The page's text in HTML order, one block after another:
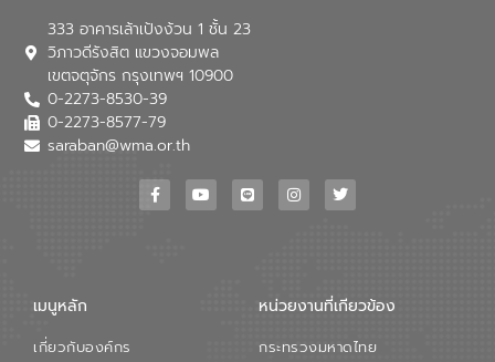
333 อาคารเล้าเป้งง้วน 1 ชั้น 23
วิภาวดีรังสิต แขวงจอมพล
เขตจตุจักร กรุงเทพฯ 10900
0-2273-8530-39
0-2273-8577-79
saraban@wma.or.th
เมนูหลัก
เกี่ยวกับองค์กร
หน่วยงานที่เกียวข้อง
กระทรวงมหาดไทย